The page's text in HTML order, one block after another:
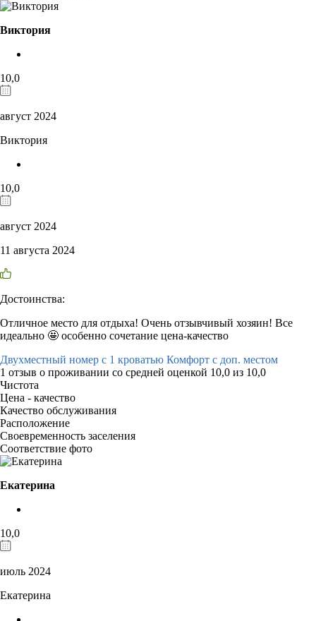
Виктория
10,0
август 2024
Виктория
10,0
август 2024
11 августа 2024
Достоинства:
Отличное место для отдыха! Очень отзывчивый хозяин! Все
идеально 🤩 особенно сочетание цена-качество
Двухместный номер с 1 кроватью Комфорт с доп. местом
1 отзыв о проживании со средней оценкой 10,0 из 10,0
Чистота
Цена - качество
Качество обслуживания
Расположение
Своевременность заселения
Соответствие фото
Екатерина
10,0
июль 2024
Екатерина